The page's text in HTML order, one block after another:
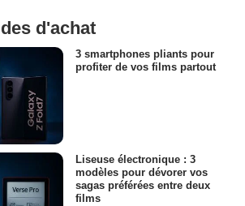
d'achat
3 smartphones pliants pour
profiter de vos films partout
Liseuse électronique : 3
modèles pour dévorer vos
sagas préférées entre deux
films